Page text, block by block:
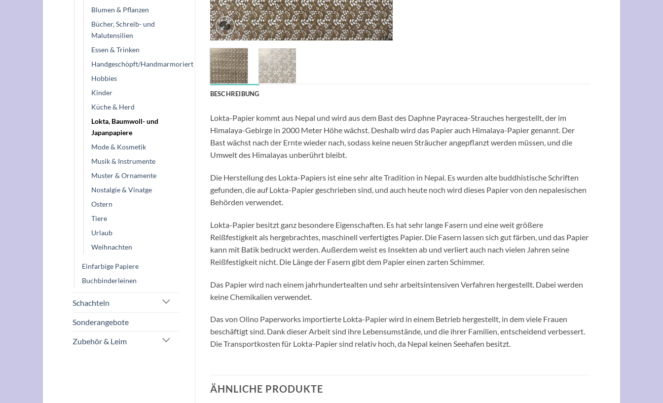
Blumen & Pflanzen
Bücher, Schreib- und
Malutensilien
Essen & Trinken
Handgeschöpft/Handmarmoriert
Hobbies
Kinder
Küche & Herd
Lokta, Baumwoll- und
Japanpapiere
Mode & Kosmetik
Musik & Instrumente
Muster & Ornamente
Nostalgie & Vinatge
Ostern
Tiere
Urlaub
Weihnachten
Einfarbige Papiere
Buchbinderleinen
Schachteln
Sonderangebote
Zubehör & Leim
BESCHREIBUNG
Lokta-Papier kommt aus Nepal und wird aus dem Bast des Daphne Payracea-Strauches hergestellt, der im
Himalaya-Gebirge in 2000 Meter Höhe wächst. Deshalb wird das Papier auch Himalaya-Papier genannt. Der
Bast wächst nach der Ernte wieder nach, sodass keine neuen Sträucher angepflanzt werden müssen, und die
Umwelt des Himalayas unberührt bleibt.
Die Herstellung des Lokta-Papiers ist eine sehr alte Tradition in Nepal. Es wurden alte buddhistische Schriften
gefunden, die auf Lokta-Papier geschrieben sind, und auch heute noch wird dieses Papier von den nepalesischen
Behörden verwendet.
Lokta-Papier besitzt ganz besondere Eigenschaften. Es hat sehr lange Fasern und eine weit größere
Reißfestigkeit als hergebrachtes, maschinell verfertigtes Papier. Die Fasern lassen sich gut färben, und das Papier
kann mit Batik bedruckt werden. Außerdem weist es Insekten ab und verliert auch nach vielen Jahren seine
Reißfestigkeit nicht. Die Länge der Fasern gibt dem Papier einen zarten Schimmer.
Das Papier wird nach einem jahrhundertealten und sehr arbeitsintensiven Verfahren hergestellt. Dabei werden
keine Chemikalien verwendet.
Das von Olino Paperworks importierte Lokta-Papier wird in einem Betrieb hergestellt, in dem viele Frauen
beschäftigt sind. Dank dieser Arbeit sind ihre Lebensumstände, und die ihrer Familien, entscheidend verbessert.
Die Transportkosten für Lokta-Papier sind relativ hoch, da Nepal keinen Seehafen besitzt.
ÄHNLICHE PRODUKTE